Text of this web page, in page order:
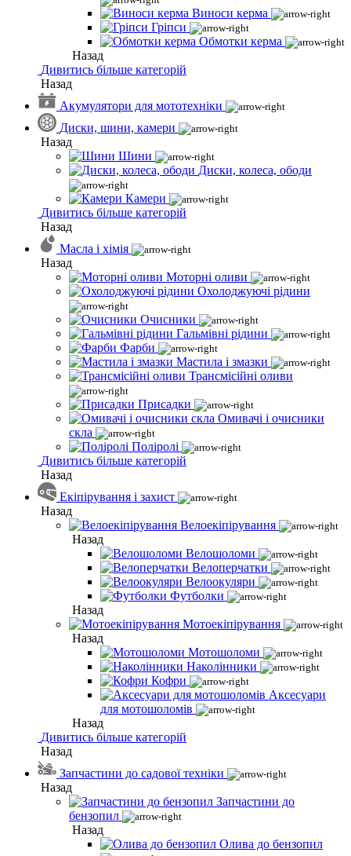
Виноси керма
Гріпси
Обмотки керма
Назад
Дивитись більше категорій
Назад
Акумулятори для мототехніки
Диски, шини, камери
Назад
Шини
Диски, колеса, ободи
Камери
Дивитись більше категорій
Назад
Масла і хімія
Назад
Моторні оливи
Охолоджуючі рідини
Очисники
Гальмівні рідини
Фарби
Мастила і змазки
Трансмісійні оливи
Присадки
Омивачі і очисники
скла
Поліролі
Дивитись більше категорій
Назад
Екіпірування і захист
Назад
Велоекіпірування
Назад
Велошоломи
Велоперчатки
Велоокуляри
Футболки
Назад
Мотоекіпірування
Назад
Мотошоломи
Наколінники
Кофри
Аксесуари
для мотошоломів
Назад
Дивитись більше категорій
Назад
Запчастини до садової техніки
Назад
Запчастини до
бензопил
Назад
Олива до бензопил